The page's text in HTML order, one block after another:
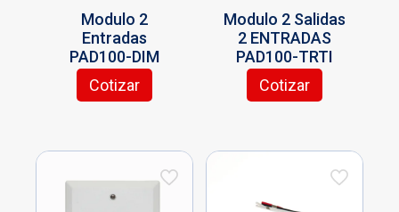
Modulo 2
Entradas
PAD100-DIM
Cotizar
Modulo 2 Salidas
2 ENTRADAS
PAD100-TRTI
Cotizar